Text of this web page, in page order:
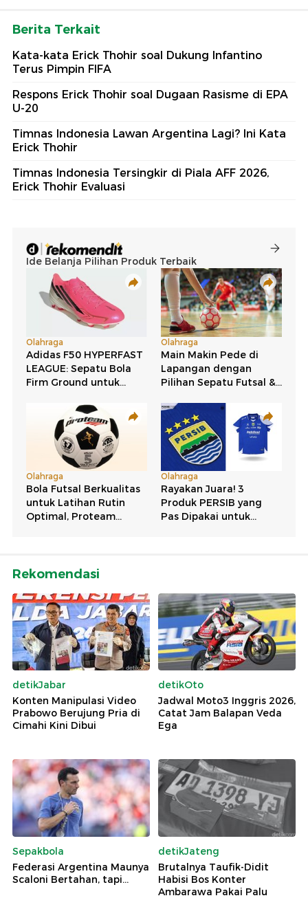
Berita Terkait
Kata-kata Erick Thohir soal Dukung Infantino
Terus Pimpin FIFA
Respons Erick Thohir soal Dugaan Rasisme di EPA
U-20
Timnas Indonesia Lawan Argentina Lagi? Ini Kata
Erick Thohir
Timnas Indonesia Tersingkir di Piala AFF 2026,
Erick Thohir Evaluasi
Rekomendasi
detikJabar
Konten Manipulasi Video
Prabowo Berujung Pria di
Cimahi Kini Dibui
detikOto
Jadwal Moto3 Inggris 2026,
Catat Jam Balapan Veda
Ega
Sepakbola
Federasi Argentina Maunya
Scaloni Bertahan, tapi...
detikJateng
Brutalnya Taufik-Didit
Habisi Bos Konter
Ambarawa Pakai Palu